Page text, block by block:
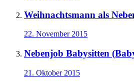
Weihnachtsmann als
22. November 2015
Nebenjob Babysitten
21. Oktober 2015